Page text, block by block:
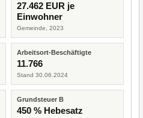
27.462 EUR je
Einwohner
Gemeinde, 2023
Arbeitsort-Beschäftigte
11.766
Stand 30.06.2024
Grundsteuer B
450 % Hebesatz